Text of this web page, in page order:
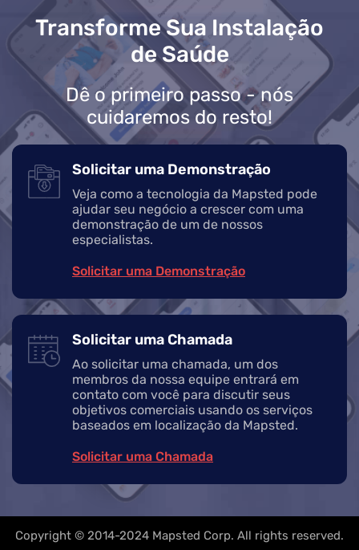
Transforme Sua Instalação
de Saúde
Dê o primeiro passo - nós
cuidaremos do resto!
Solicitar uma Demonstração
Veja como a tecnologia da Mapsted pode
ajudar seu negócio a crescer com uma
demonstração de um de nossos
especialistas.
Solicitar uma Demonstração
Solicitar uma Chamada
Ao solicitar uma chamada, um dos
membros da nossa equipe entrará em
contato com você para discutir seus
objetivos comerciais usando os serviços
baseados em localização da Mapsted.
Solicitar uma Chamada
Copyright © 2014-2024 Mapsted Corp. All rights reserved.